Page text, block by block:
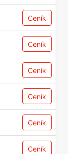
Ceník
Ceník
Ceník
Ceník
Ceník
Ceník